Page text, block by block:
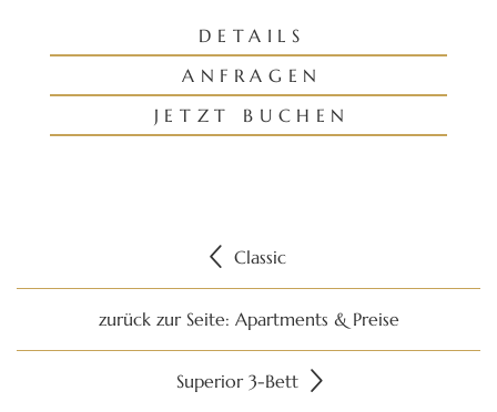
DETAILS
ANFRAGEN
JETZT BUCHEN
Classic
zurück zur Seite: Apartments & Preise
Superior 3-Bett